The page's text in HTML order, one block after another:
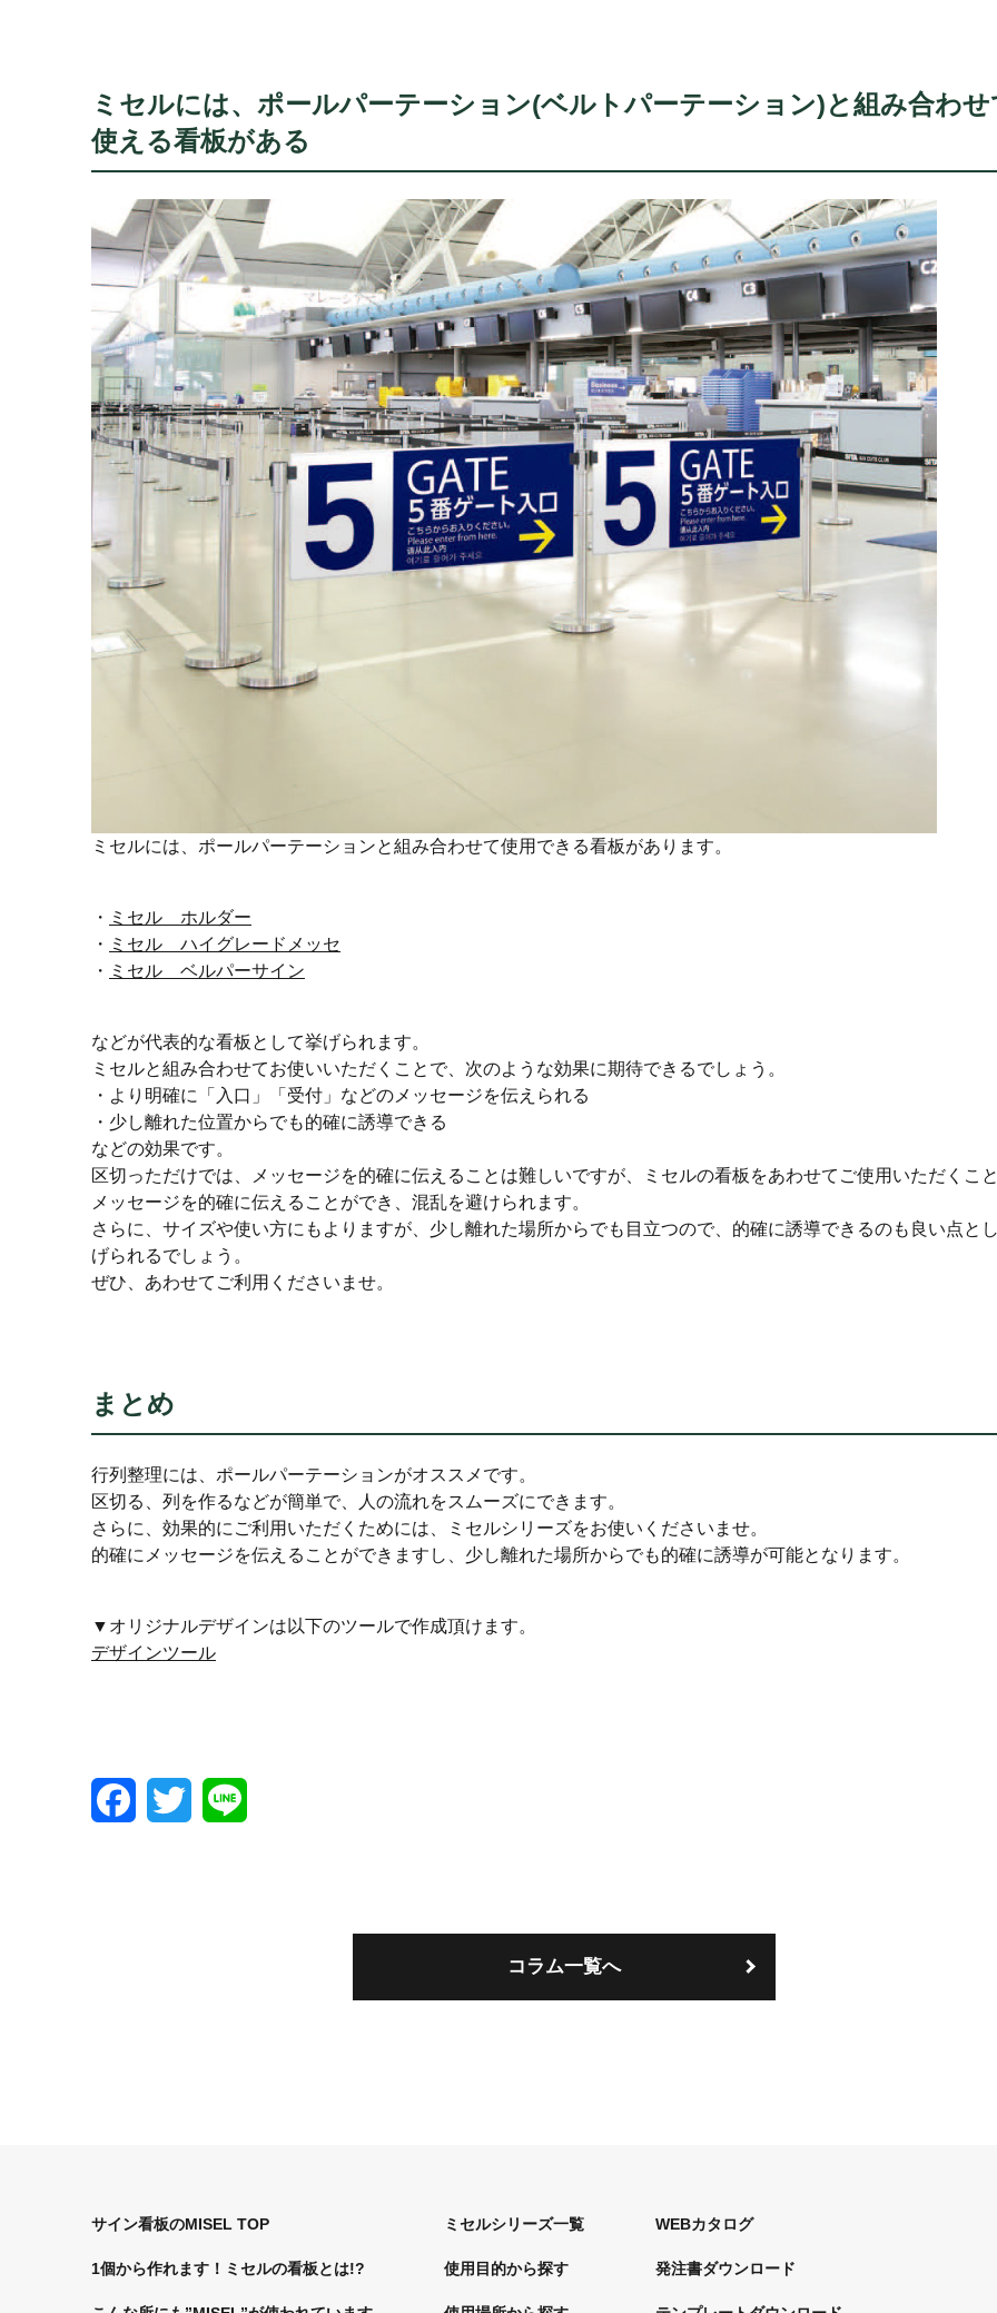
ミセルには、ポールパーテーション(ベルトパーテーション)と組み合わせ
使える看板がある
ミセルには、ポールパーテーションと組み合わせて使用できる看板があります。
・ ミセル ホルダー
・ ミセル ハイグレードメッセ
・ ミセル ベルパーサイン
などが代表的な看板として挙げられます。
ミセルと組み合わせてお使いいただくことで、次のような効果に期待できるでしょう。
・より明確に「入口」「受付」などのメッセージを伝えられる
・少し離れた位置からでも的確に誘導できる
などの効果です。
区切っただけでは、メッセージを的確に伝えることは難しいですが、ミセルの看板をあわせてご使用いただくこと
メッセージを的確に伝えることができ、混乱を避けられます。
さらに、サイズや使い方にもよりますが、少し離れた場所からでも目立つので、的確に誘導できるのも良い点と
げられるでしょう。
ぜひ、あわせてご利用くださいませ。
まとめ
行列整理には、ポールパーテーションがオススメです。
区切る、列を作るなどが簡単で、人の流れをスムーズにできます。
さらに、効果的にご利用いただくためには、ミセルシリーズをお使いくださいませ。
的確にメッセージを伝えることができますし、少し離れた場所からでも的確に誘導が可能となります。
▼オリジナルデザインは以下のツールで作成頂けます。
デザインツール
w
コラム一覧へ
サイン看板のMISEL TOP
1個から作れます！ミセルの看板とは!?
ミセルシリーズ一覧
使用目的から探す
WEBカタログ
発注書ダウンロード